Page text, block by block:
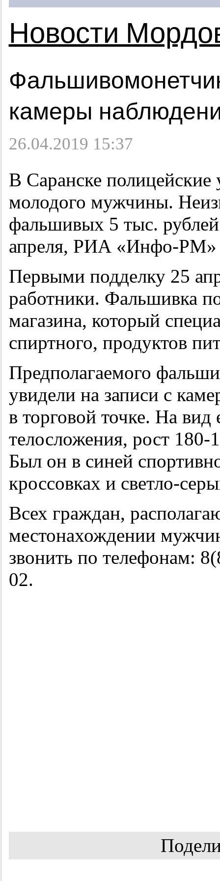
Новости
камеры
26.04.2019 15:37
В Саранске полицейские
молодого мужчины.
фальшивых 5 тыс.
апреля, РИА «Инфо-
Первыми подделку 25
работники. Фальшивка
магазина, который
спиртного, продуктов
Предполагаемого
увидели на записи с
в торговой точке. На вид
телосложения, рост 180-
Был он в синей
кроссовках и светло-
Всех граждан,
местонахождении
звонить по телефонам:
02.